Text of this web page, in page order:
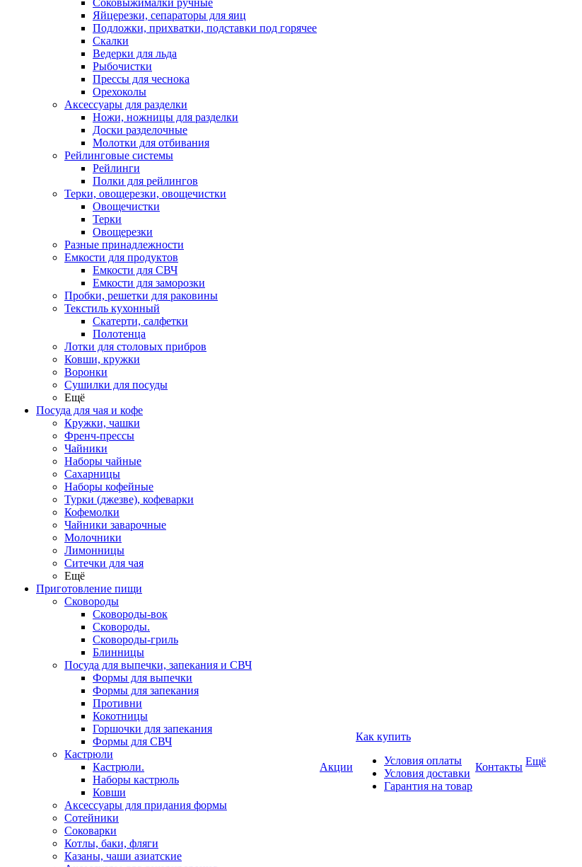
Соковыжималки ручные
Яйцерезки, сепараторы для яиц
Подложки, прихватки, подставки под горячее
Скалки
Ведерки для льда
Рыбочистки
Прессы для чеснока
Орехоколы
Аксессуары для разделки
Ножи, ножницы для разделки
Доски разделочные
Молотки для отбивания
Рейлинговые системы
Рейлинги
Полки для рейлингов
Терки, овощерезки, овощечистки
Овощечистки
Терки
Овощерезки
Разные принадлежности
Емкости для продуктов
Емкости для СВЧ
Емкости для заморозки
Пробки, решетки для раковины
Текстиль кухонный
Скатерти, салфетки
Полотенца
Лотки для столовых прибров
Ковши, кружки
Воронки
Сушилки для посуды
Ещё
Посуда для чая и кофе
Кружки, чашки
Френч-прессы
Чайники
Наборы чайные
Сахарницы
Наборы кофейные
Турки (джезве), кофеварки
Кофемолки
Чайники заварочные
Молочники
Лимонницы
Ситечки для чая
Ещё
Приготовление пищи
Сковороды
Сковороды-вок
Сковороды.
Сковороды-гриль
Блинницы
Посуда для выпечки, запекания и СВЧ
Формы для выпечки
Формы для запекания
Противни
Кокотницы
Горшочки для запекания
Формы для СВЧ
Кастрюли
Кастрюли.
Наборы кастрюль
Ковши
Аксессуары для придания формы
Сотейники
Соковарки
Котлы, баки, фляги
Казаны, чаши азиатские
Акции
Как купить
Условия оплаты
Условия доставки
Гарантия на товар
Контакты Ещё